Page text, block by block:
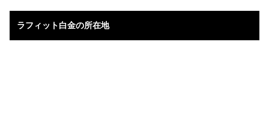
ラフィット白金の所在地